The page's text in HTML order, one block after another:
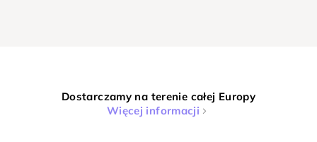
Dostarczamy na terenie całej Europy
Więcej informacji